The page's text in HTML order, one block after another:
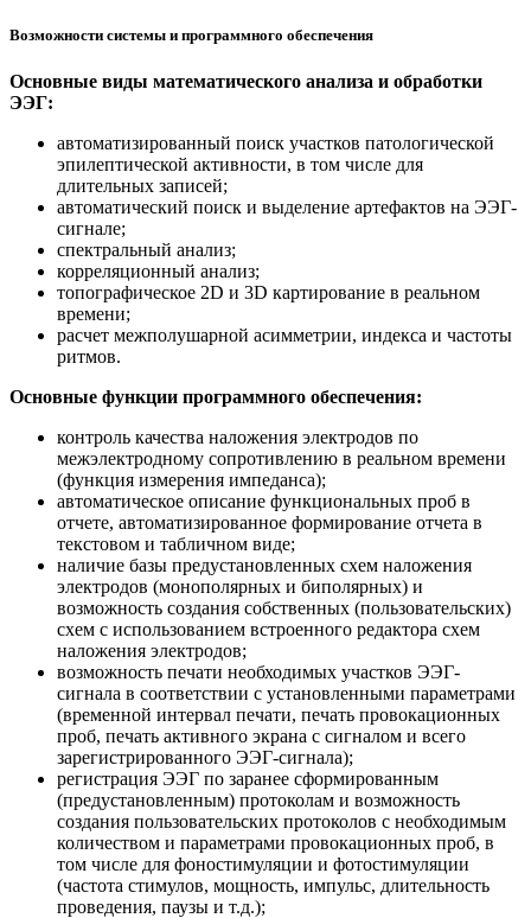
Возможности системы и программного обеспечения
Основные виды математического анализа и обработки
ЭЭГ:
автоматизированный поиск участков патологической
эпилептической активности, в том числе для
длительных записей;
автоматический поиск и выделение артефактов на ЭЭГ-
сигнале;
спектральный анализ;
корреляционный анализ;
топографическое 2D и 3D картирование в реальном
времени;
расчет межполушарной асимметрии, индекса и частоты
ритмов.
Основные функции программного обеспечения:
контроль качества наложения электродов по
межэлектродному сопротивлению в реальном времени
(функция измерения импеданса);
автоматическое описание функциональных проб в
отчете, автоматизированное формирование отчета в
текстовом и табличном виде;
наличие базы предустановленных схем наложения
электродов (монополярных и биполярных) и
возможность создания собственных (пользовательских)
схем с использованием встроенного редактора схем
наложения электродов;
возможность печати необходимых участков ЭЭГ-
сигнала в соответствии с установленными параметрами
(временной интервал печати, печать провокационных
проб, печать активного экрана с сигналом и всего
зарегистрированного ЭЭГ-сигнала);
регистрация ЭЭГ по заранее сформированным
(предустановленным) протоколам и возможность
создания пользовательских протоколов с необходимым
количеством и параметрами провокационных проб, в
том числе для фоностимуляции и фотостимуляции
(частота стимулов, мощность, импульс, длительность
проведения, паузы и т.д.);